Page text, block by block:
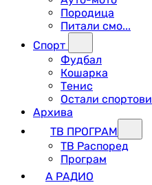
Породица
Питали смо...
Спорт
Фудбал
Кошарка
Тенис
Остали спортови
Архива
ТВ ПРОГРАМ
ТВ Распоред
Програм
А РАДИО